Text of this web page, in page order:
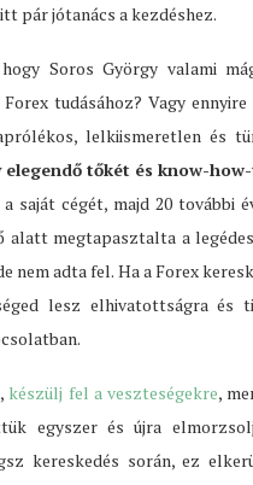
pár jótanács a kezdéshez.
Soros György valami
tudásához? Vagy ennyire
lelkiismeretlen és
tőkét és know-
saját cégét, majd 20 további
alatt megtapasztalta a
nem adta fel. Ha a Forex
lesz elhivatottságra és
készülj fel a veszteségekre,
egyszer és újra
kereskedés során, ez